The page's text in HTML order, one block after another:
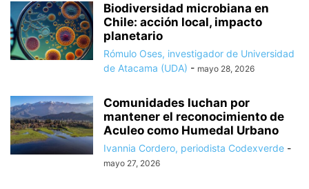
Biodiversidad microbiana en
Chile: acción local, impacto
planetario
Rómulo Oses, investigador de Universidad
de Atacama (UDA) - mayo 28, 2026
Comunidades luchan por
mantener el reconocimiento de
Aculeo como Humedal Urbano
Ivannia Cordero, periodista Codexverde -
mayo 27, 2026